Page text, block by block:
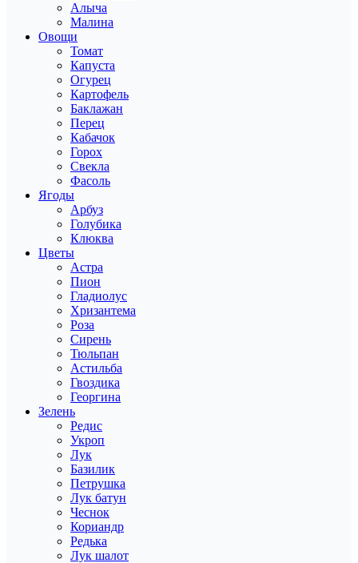
Алыча
Малина
Овощи
Томат
Капуста
Огурец
Картофель
Баклажан
Перец
Кабачок
Горох
Свекла
Фасоль
Ягоды
Арбуз
Голубика
Клюква
Цветы
Астра
Пион
Гладиолус
Хризантема
Роза
Сирень
Тюльпан
Астильба
Гвоздика
Георгина
Зелень
Редис
Укроп
Лук
Базилик
Петрушка
Лук батун
Чеснок
Кориандр
Редька
Лук шалот